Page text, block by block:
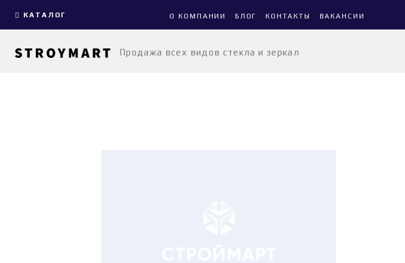
КАТАЛОГ О КОМПАНИИ БЛОГ КОНТАКТЫ ВАКАНСИИ
Продажа всех видов стекла и зеркал